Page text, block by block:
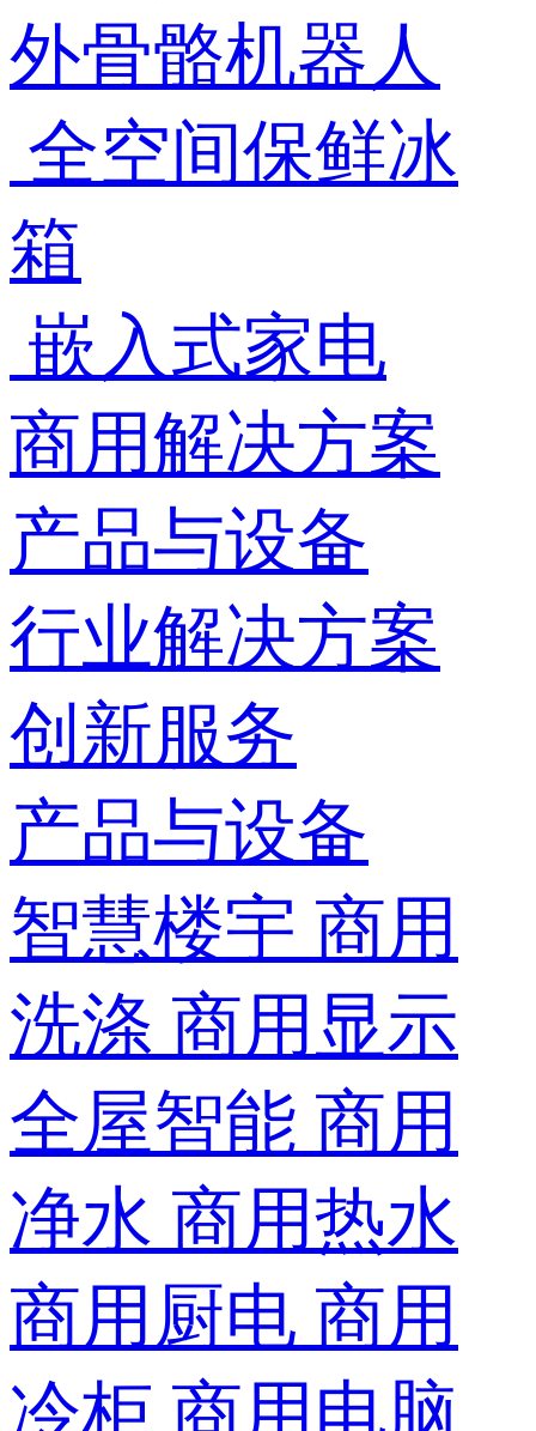
外骨骼机器人
全空间保鲜冰
箱
嵌入式家电
商用解决方案
产品与设备
行业解决方案
创新服务
产品与设备
智慧楼宇 商用
洗涤 商用显示
全屋智能 商用
净水 商用热水
商用厨电 商用
冷柜 商用电脑